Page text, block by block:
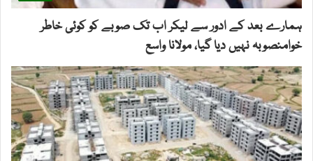
ہمارے بعد کے ادور سے لیکر اب تک صوبے کو کوئی خاطر
خوامنصوبہ نہیں دیا گیا، مولانا واسع